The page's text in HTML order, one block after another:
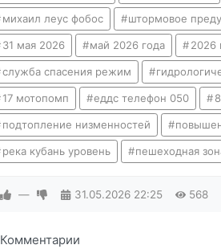
михаил леус фобос штормовое
31 мая 2026 май 2026 года 2026
служба спасения режим
17 мотопомп еддс телефон 050
подтопление низменностей
река кубань уровень пешеходная
— 31.05.2026 22:25 568
Комментарии